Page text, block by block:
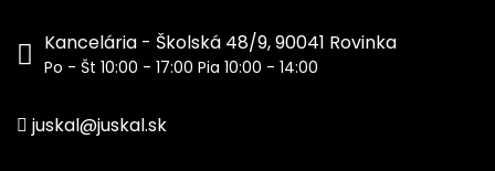
Kancelária - Školská 48/9, 90041 Rovinka
Po - Št 10:00 - 17:00 Pia 10:00 - 14:00
juskal@juskal.sk